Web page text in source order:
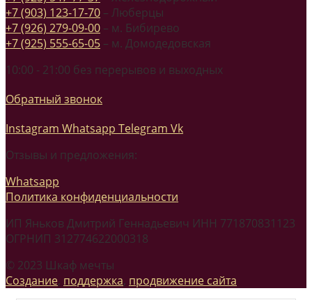
+7 (903) 123-17-70 – Люберцы
+7 (926) 279-09-00 – м. Бибирево
+7 (925) 555-65-05 – м. Домодедовская
10:00 - 21:00 без перерывов и выходных
Обратный звонок
Instagram Whatsapp Telegram Vk
Отзывы и предложения:
Whatsapp
Политика конфиденциальности
ИП Яньков Дмитрий Геннадьевич ИНН 771870831123
ОГРНИП 312774622000318
© 2023 Шкаф мечты
Создание, поддержка, продвижение сайта